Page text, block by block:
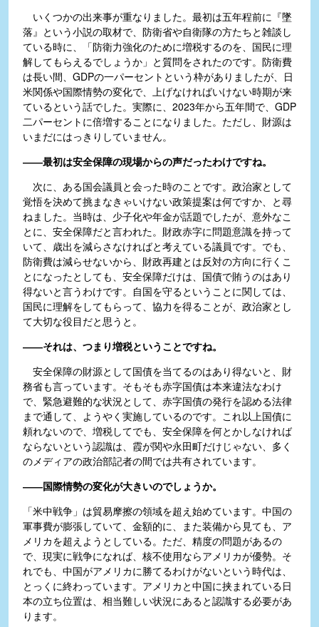
いくつかの出来事が重なりました。最初は五年程前に『墜
落』という小説の取材で、防衛省や自衛隊の方たちと雑談し
ている時に、「防衛力強化のために増税するのを、国民に理
解してもらえるでしょうか」と質問をされたのです。防衛費
は長い間、GDPの一パーセントという枠がありましたが、日
米関係や国際情勢の変化で、上げなければいけない時期が来
ているという話でした。実際に、2023年から五年間で、GDP
二パーセントに倍増することになりました。ただし、財源は
いまだにはっきりしていません。
――最初は安全保障の現場からの声だったわけですね。
次に、ある国会議員と会った時のことです。政治家として
覚悟を決めて挑まなきゃいけない政策提案は何ですか、と尋
ねました。当時は、少子化や年金が話題でしたが、意外なこ
とに、安全保障だと言われた。財政赤字に問題意識を持って
いて、歳出を減らさなければと考えている議員です。でも、
防衛費は減らせないから、財政再建とは反対の方向に行くこ
とになったとしても、安全保障だけは、国債で賄うのはあり
得ないと言うわけです。自国を守るということに関しては、
国民に理解をしてもらって、協力を得ることが、政治家とし
て大切な役目だと思うと。
――それは、つまり増税ということですね。
安全保障の財源として国債を当てるのはあり得ないと、財
務省も言っています。そもそも赤字国債は本来違法なわけ
で、緊急避難的な状況として、赤字国債の発行を認める法律
まで通して、ようやく実施しているのです。これ以上国債に
頼れないので、増税してでも、安全保障を何とかしなければ
ならないという認識は、霞が関や永田町だけじゃない、多く
のメディアの政治部記者の間では共有されています。
――国際情勢の変化が大きいのでしょうか。
「米中戦争」は貿易摩擦の領域を超え始めています。中国の
軍事費が膨張していて、金額的に、また装備から見ても、ア
メリカを超えようとしている。ただ、精度の問題があるの
で、現実に戦争になれば、核不使用ならアメリカが優勢。そ
れでも、中国がアメリカに勝てるわけがないという時代は、
とっくに終わっています。アメリカと中国に挟まれている日
本の立ち位置は、相当難しい状況にあると認識する必要があ
ります。